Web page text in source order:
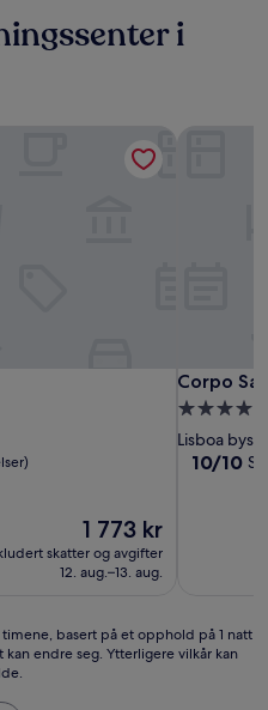
i
Prisen
1 773 kr
1 773 kr
skatter og avgifter
12. aug.–13. aug.
Corpo
Corpo
med
5.0
Lisboa
10.0
10/10
basert på et opphold på 1 natt
endre seg. Ytterligere vilkår kan